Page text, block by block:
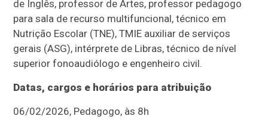
de Inglês, professor de Artes, professor pedagogo
para sala de recurso multifuncional, técnico em
Nutrição Escolar (TNE), TMIE auxiliar de serviços
gerais (ASG), intérprete de Libras, técnico de nível
superior fonoaudiólogo e engenheiro civil.
Datas, cargos e horários para atribuição
06/02/2026, Pedagogo, às 8h